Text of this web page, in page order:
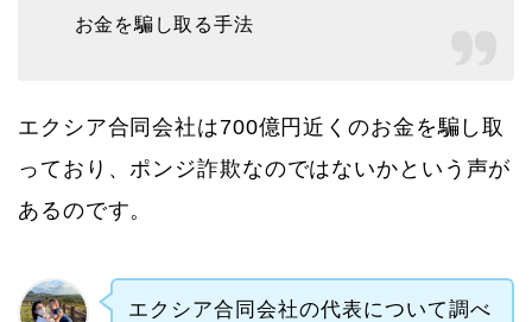
お金を騙し取る手法
エクシア合同会社は700億円近くのお金を騙し取
っており、ポンジ詐欺なのではないかという声が
あるのです。
エクシア合同会社の代表について調べ